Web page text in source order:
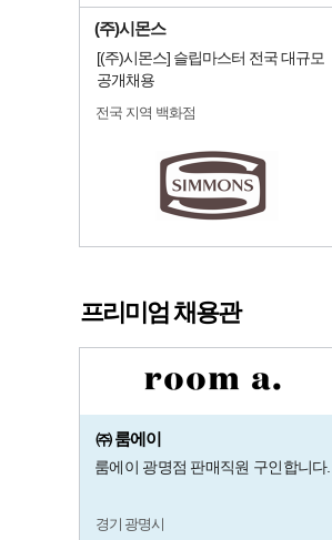
(주)시몬스
[(주)시몬스] 슬립마스터 전국 대규모
공개채용
전국 지역 백화점
프리미엄 채용관
㈜ 룸에이
룸에이 광명점 판매직원 구인합니다.
경기 광명시